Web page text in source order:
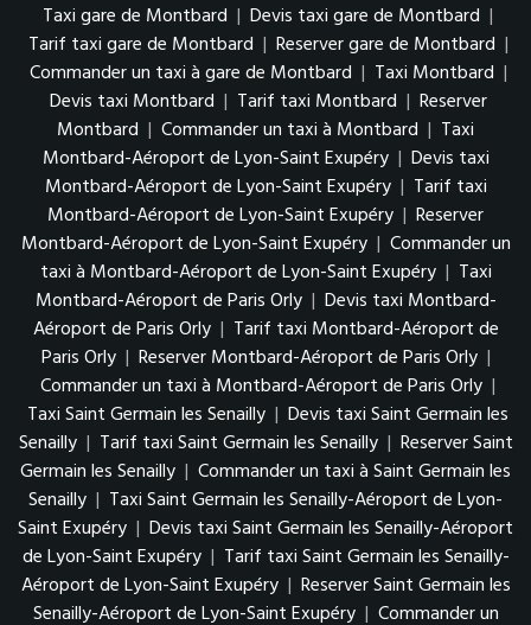
Taxi gare de Montbard | Devis taxi gare de Montbard |
Tarif taxi gare de Montbard | Reserver gare de Montbard |
Commander un taxi à gare de Montbard | Taxi Montbard |
Devis taxi Montbard | Tarif taxi Montbard | Reserver
Montbard | Commander un taxi à Montbard | Taxi
Montbard-Aéroport de Lyon-Saint Exupéry | Devis taxi
Montbard-Aéroport de Lyon-Saint Exupéry | Tarif taxi
Montbard-Aéroport de Lyon-Saint Exupéry | Reserver
Montbard-Aéroport de Lyon-Saint Exupéry | Commander un
taxi à Montbard-Aéroport de Lyon-Saint Exupéry | Taxi
Montbard-Aéroport de Paris Orly | Devis taxi Montbard-
Aéroport de Paris Orly | Tarif taxi Montbard-Aéroport de
Paris Orly | Reserver Montbard-Aéroport de Paris Orly |
Commander un taxi à Montbard-Aéroport de Paris Orly |
Taxi Saint Germain les Senailly | Devis taxi Saint Germain les
Senailly | Tarif taxi Saint Germain les Senailly | Reserver Saint
Germain les Senailly | Commander un taxi à Saint Germain les
Senailly | Taxi Saint Germain les Senailly-Aéroport de Lyon-
Saint Exupéry | Devis taxi Saint Germain les Senailly-Aéroport
de Lyon-Saint Exupéry | Tarif taxi Saint Germain les Senailly-
Aéroport de Lyon-Saint Exupéry | Reserver Saint Germain les
Senailly-Aéroport de Lyon-Saint Exupéry | Commander un